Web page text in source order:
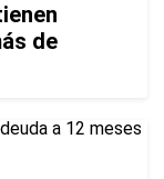
de